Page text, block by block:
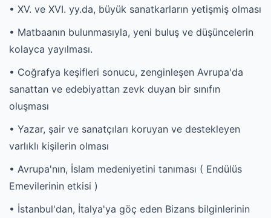
• XV. ve XVI. yy.da, büyük sanatkarların yetişmiş olması
• Matbaanın bulunmasıyla, yeni buluş ve düşüncelerin
kolayca yayılması.
• Coğrafya keşifleri sonucu, zenginleşen Avrupa'da
sanattan ve edebiyattan zevk duyan bir sınıfın
oluşması
• Yazar, şair ve sanatçıları koruyan ve destekleyen
varlıklı kişilerin olması
• Avrupa'nın, İslam medeniyetini tanıması ( Endülüs
Emevilerinin etkisi )
• İstanbul'dan, İtalya'ya göç eden Bizans bilginlerinin